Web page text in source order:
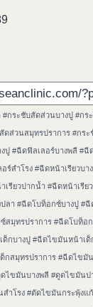
#กระชับสัดส่วนบางปู #กร
ดส่วนสมุทรปราการ #กระ
ปู #ฉีดฟิลเลอร์บางพลี #ฉี
ร์สำโรง #ฉีดหน้าเรียวบา
เรียวปากน้ำ #ฉีดหน้าเรีย
ลา #ฉีดโบท็อกซ์บางปู #ฉี
สมุทรปราการ #ฉีดโบท็อก
กบางปู #ฉีดไขมันหน้าเด็
กสมุทรปราการ #ฉีดไขมัน
ไขมันบางพลี #ดูดไขมันป
ำโรง #ตัดไขมันกระพุ้งแ